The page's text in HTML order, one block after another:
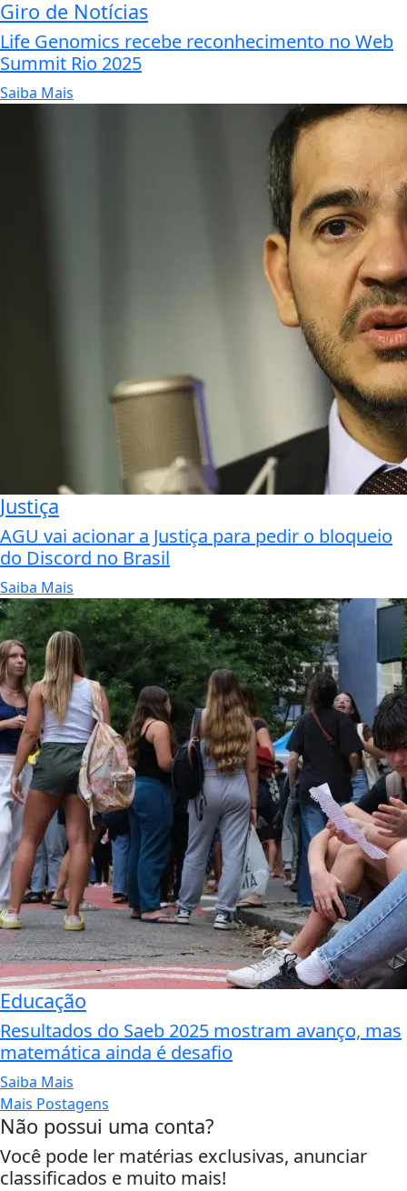
Giro de Notícias
Life Genomics recebe reconhecimento no Web
Summit Rio 2025
Saiba Mais
Justiça
AGU vai acionar a Justiça para pedir o bloqueio
do Discord no Brasil
Saiba Mais
Educação
Resultados do Saeb 2025 mostram avanço, mas
matemática ainda é desafio
Saiba Mais
Mais Postagens
Não possui uma conta?
Você pode ler matérias exclusivas, anunciar
classificados e muito mais!